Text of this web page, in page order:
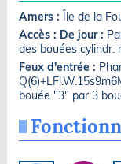
Amers : Île de la
Accès : De jour :
des bouées cylindr.
Feux d'entrée :
bouée "3" par 3